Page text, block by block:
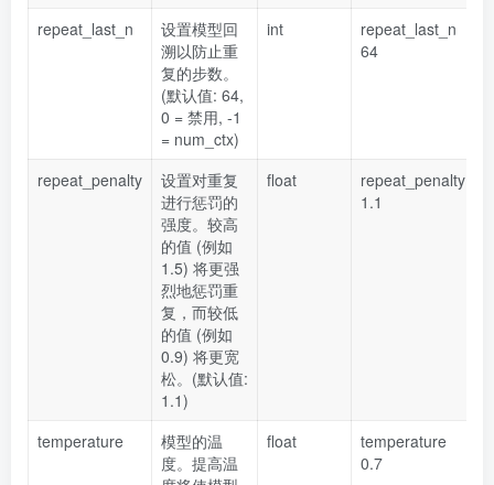
repeat_last_n
设置模型回
溯以防止重
复的步数。
(默认值: 64,
0 = 禁用, -1
= num_ctx)
int
repeat_last_n
64
repeat_penalty
设置对重复
进行惩罚的
强度。较高
的值 (例如
1.5) 将更强
烈地惩罚重
复，而较低
的值 (例如
0.9) 将更宽
松。(默认值:
1.1)
float
repeat_penalty
1.1
temperature
模型的温
度。提高温
float
temperature
0.7